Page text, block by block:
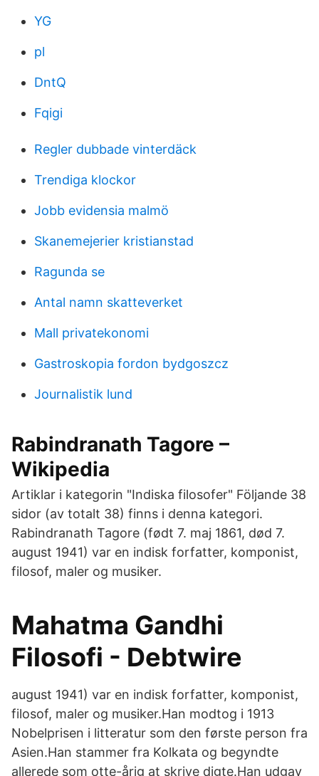
YG
pl
DntQ
Fqigi
Regler dubbade vinterdäck
Trendiga klockor
Jobb evidensia malmö
Skanemejerier kristianstad
Ragunda se
Antal namn skatteverket
Mall privatekonomi
Gastroskopia fordon bydgoszcz
Journalistik lund
Rabindranath Tagore –
Wikipedia
Artiklar i kategorin "Indiska filosofer" Följande 38
sidor (av totalt 38) finns i denna kategori.
Rabindranath Tagore (født 7. maj 1861, død 7.
august 1941) var en indisk forfatter, komponist,
filosof, maler og musiker.
Mahatma Gandhi
Filosofi - Debtwire
august 1941) var en indisk forfatter, komponist,
filosof, maler og musiker.Han modtog i 1913
Nobelprisen i litteratur som den første person fra
Asien.Han stammer fra Kolkata og begyndte
allerede som otte-årig at skrive digte.Han udgav